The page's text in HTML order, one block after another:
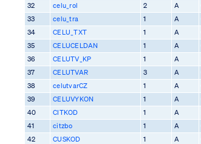
32
celu_rol 2 A
33
celu_tra 1 A
34
CELU_TXT 1 A
35
CELUCELDAN 1 A
36
CELUTV_KP 1 A
37
CELUTVAR 3 A
38
celutvarCZ 1 A
39
CELUVYKON 1 A
40
CITKOD 1 A
41
citzbo 1 A
42
CUSKOD 1 A